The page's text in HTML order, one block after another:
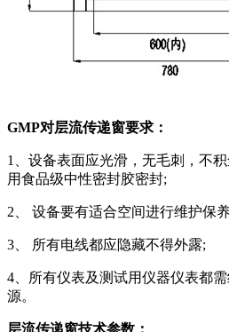
GMP对层流传递窗要求：
1、设备表面应光滑，无毛刺，不
用食品级中性密封胶密封;
2、 设备要有适合空间进行维护保
3、 所有电线都应隐藏不得外露;
4、所有仪表及测试用仪器仪表都
源。